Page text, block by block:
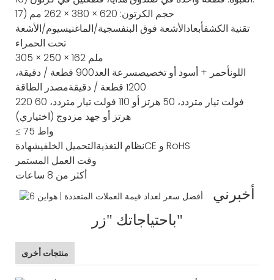
17) حجم الكرتون: 620 × 380 × 262 مم
تقنية الكشفأبعادالأشعة فوق البنفسجية/الماغنيسيوم/الأشعة
تحت الحمراء
305 × 250 × 162 ملم
اللونأحمر + أسود أو تخصيصسرعة العد
900 قطعة / دقيقة،
1200 قطعة / دقيقة
مصدر الطاقة
220 فولت تيار متردد، 50 هرتز أو 110 فولت تيار متردد، 60
هرتز أو جهد مزدوج (اختياري)
≤ 75 واط
نظام التغذيةالتحميل الخلفيشهادة
CE و RoHS
وقت العمل المستمر
أكثر من 8 ساعات
أخبرني
باحتياجاتك"زر"
منتجات أخرى